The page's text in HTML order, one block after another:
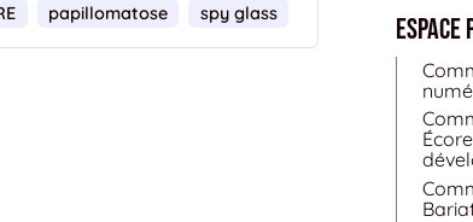
papillomatose spy glass